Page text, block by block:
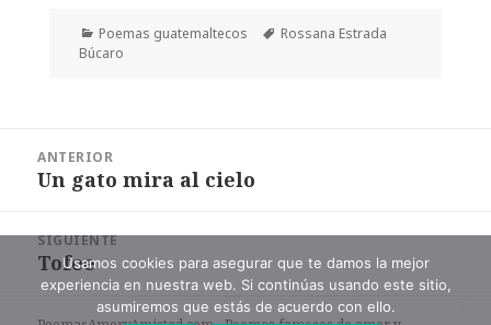
Categorías
Poemas guatemaltecos Etiquetas
Rossana Estrada
Búcaro
entradas
ANTERIOR
Entrada
Un gato mira al cielo
SIGUIENTE
Entrada
siguiente:
Tofee
Usamos cookies para asegurar que te damos la mejor
experiencia en nuestra web. Si continúas usando este sitio,
asumiremos que estás de acuerdo con ello.